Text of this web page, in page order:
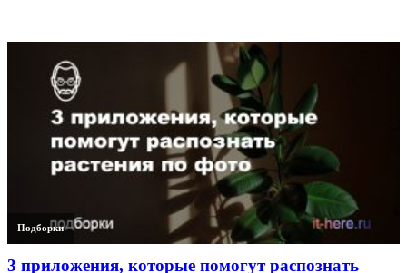
Подборки
3 приложения, которые помогут распознать